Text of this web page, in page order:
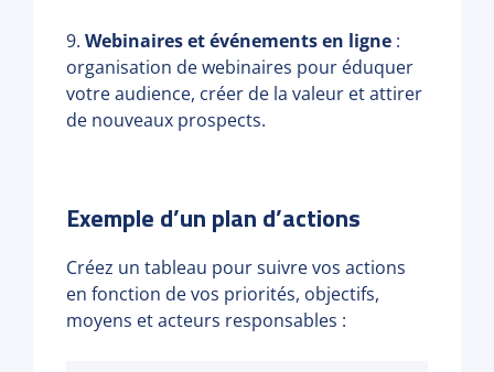
9. Webinaires et événements en ligne :
organisation de webinaires pour éduquer
votre audience, créer de la valeur et attirer
de nouveaux prospects.
Exemple d’un plan d’actions
Créez un tableau pour suivre vos actions
en fonction de vos priorités, objectifs,
moyens et acteurs responsables :